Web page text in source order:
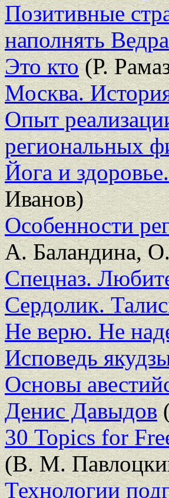
Позитивные
наполнять Ведра
Это кто(Р.
Москва.
Опыт
региональных
Йога и
Иванов)
Особенности
А. Баландина,
Спецназ.
Сердолик.
Не верю. Не
Исповедь
Основы
Денис Давыдов
30 Topics for
(В. М.
Технологии